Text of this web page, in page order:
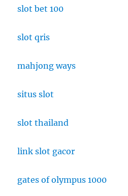
slot bet 100
slot qris
mahjong ways
situs slot
slot thailand
link slot gacor
gates of olympus 1000